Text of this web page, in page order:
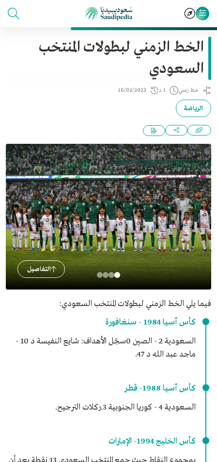
الخط الزمني لبطولات المنتخب
السعودي
خط زمني 1 د 16/02/2023
الرياضة
التفاصيل
فيما يلي الخط الزمني لبطولات المنتخب السعودي:
كأس آسيا 1984 - سنغافورة
السعودية 2 - الصين 0سجّل الأهداف: شايع النفيسة د 10 -
ماجد عبد الله د 47.
كأس آسيا 1988- قطر
السعودية 4 - كوريا الجنوبية 3.ركلات الترجيح.
كأس الخليج 1994- الإمارات